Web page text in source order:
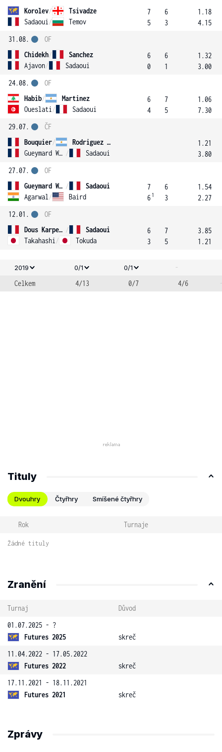
Korolev/
Tsivadze
Sadaoui / Temov
7
5
6
3
1.18
4.15
31.08.
Chidekh/
Sanchez
Ajavon/ Sadaoui
OF
6
0
6
1
1.32
3.00
24.08.
Habib/
Martinez
Oueslati / Sadaoui
OF
6
4
7
5
1.06
7.30
29.07.
Bouquier/
Rodriguez Taverna
Gueymard Wayenburg / Sadaoui
ČF
1.21
3.80
27.07.
Gueymard Wayenburg /
Sadaoui
Agarwal / Baird
OF
7
6 1
6
3
1.54
2.27
12.01.
Dous Karpenschif /
Sadaoui
Takahashi / Tokuda
OF
6
3
7
5
3.85
1.21
2019 0/1 0/1
-
Celkem
4/13 0/7 4/6
Tituly
Dvouhry Čtyřhry Smíšené čtyřhry
Rok Turnaje
Žádné tituly
Zranění
Turnaj
Důvod
01.07.2025 - ?
Futures 2025
skreč
11.04.2022 - 17.05.2022
Futures 2022
skreč
17.11.2021 - 18.11.2021
Futures 2021
skreč
Zprávy